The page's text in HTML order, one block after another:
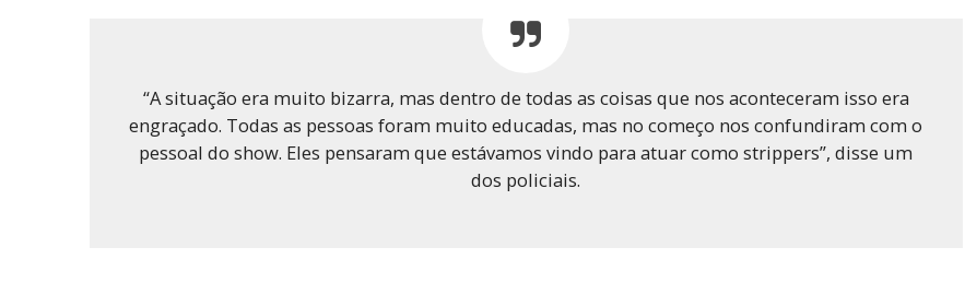
“A situação era muito bizarra, mas dentro de todas as coisas que nos aconteceram isso era
engraçado. Todas as pessoas foram muito educadas, mas no começo nos confundiram com o
pessoal do show. Eles pensaram que estávamos vindo para atuar como strippers”, disse um
dos policiais.